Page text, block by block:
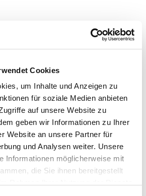
Cookies
um Inhalte und Anzeigen zu
für soziale Medien anbieten
auf unsere Website zu
geben wir Informationen zu Ihrer
Website an unsere Partner für
und Analysen weiter. Unsere
Informationen möglicherweise mit
die Sie ihnen bereitgestellt